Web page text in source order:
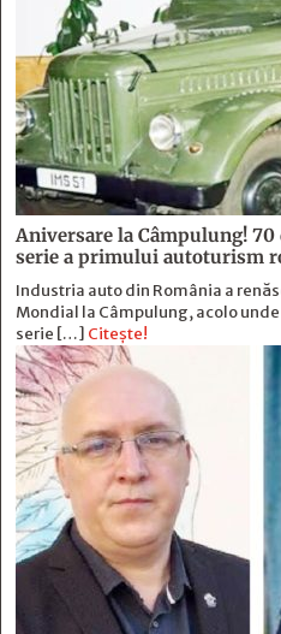
Aniversare la Câmpulung! 70
serie a primului autoturism
Industria auto din România a
Mondial la Câmpulung, acolo
serie […] Citește!